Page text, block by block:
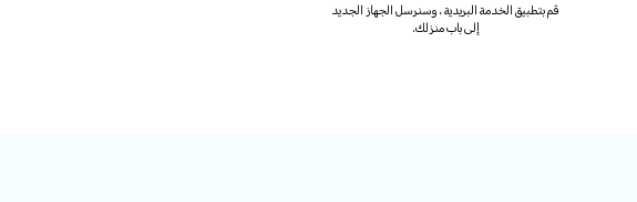
قم بتطبيق الخدمة البريدية ، وسنرسل الجهاز الجديد
إلى باب منزلك.